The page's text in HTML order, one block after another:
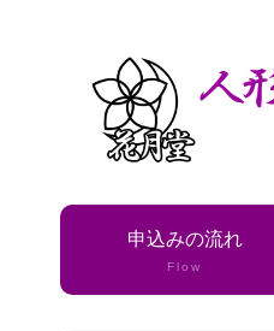
申込みの流れ
Flow